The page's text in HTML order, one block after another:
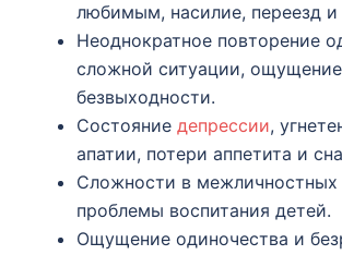
любимым, насилие, переезд и
Неоднократное повторение
сложной ситуации, ощущение
безвыходности.
Состояние депрессии,
апатии, потери аппетита и
Сложности в межличностных
проблемы воспитания детей.
Ощущение одиночества и